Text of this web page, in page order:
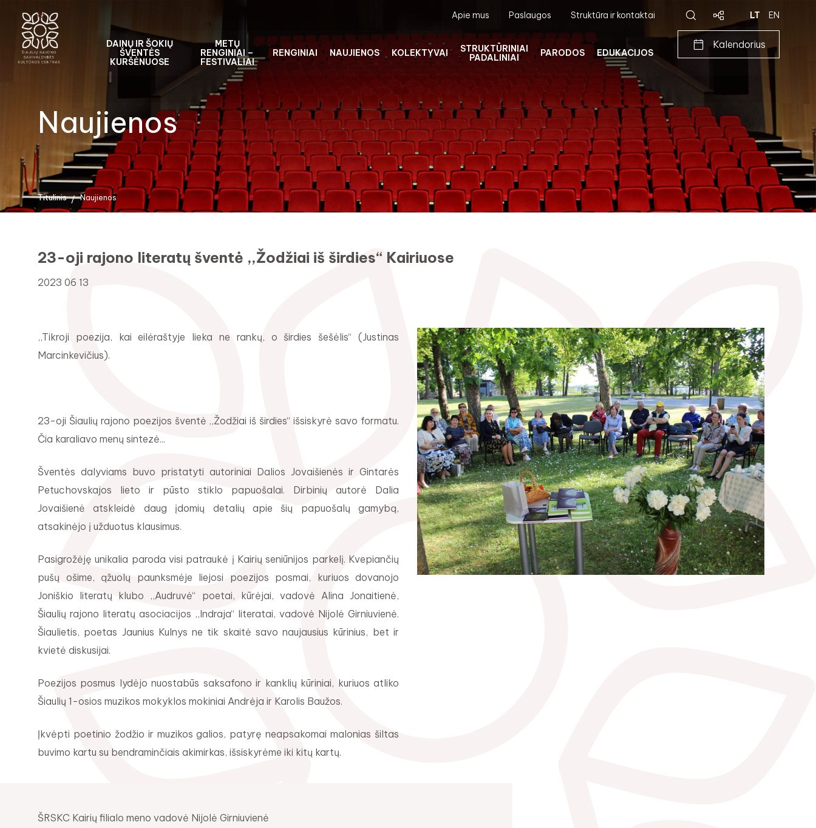
Apie mus Paslaugos Struktūra ir kontaktai LT EN
DAINŲ IR ŠOKIŲ
ŠVENTĖS
KURŠĖNUOSE
METŲ
RENGINIAI –
FESTIVALIAI
RENGINIAI NAUJIENOS KOLEKTYVAI
STRUKTŪRINIAI
PADALINIAI
PARODOS EDUKACIJOS
Kalendorius
Naujienos
Titulinis Naujienos
23-oji rajono literatų šventė ,,Žodžiai iš širdies“ Kairiuose
2023 06 13
,,Tikroji poezija, kai eilėraštyje lieka ne rankų, o širdies šešėlis“ (Justinas
Marcinkevičius).
23-oji Šiaulių rajono poezijos šventė ,,Žodžiai iš širdies“ išsiskyrė savo formatu.
Čia karaliavo menų sintezė...
Šventės dalyviams buvo pristatyti autoriniai Dalios Jovaišienės ir Gintarės
Petuchovskajos lieto ir pūsto stiklo papuošalai. Dirbinių autorė Dalia
Jovaišienė atskleidė daug įdomių detalių apie šių papuošalų gamybą,
atsakinėjo į užduotus klausimus.
Pasigrožėję unikalia paroda visi patraukė į Kairių seniūnijos parkelį. Kvepiančių
pušų ošime, ąžuolų paunksmėje liejosi poezijos posmai, kuriuos dovanojo
Joniškio literatų klubo ,,Audruvė“ poetai, kūrėjai, vadovė Alina Jonaitienė,
Šiaulių rajono literatų asociacijos ,,Indraja“ literatai, vadovė Nijolė Girniuvienė.
Šiaulietis, poetas Jaunius Kulnys ne tik skaitė savo naujausius kūrinius, bet ir
kvietė diskusijai.
Poezijos posmus lydėjo nuostabūs saksafono ir kanklių kūriniai, kuriuos atliko
Šiaulių 1-osios muzikos mokyklos mokiniai Andrėja ir Karolis Baužos.
Įkvėpti poetinio žodžio ir muzikos galios, patyrę neapsakomai malonias šiltas
buvimo kartu su bendraminčiais akimirkas, išsiskyrėme iki kitų kartų.
ŠRSKC Kairių filialo meno vadovė Nijolė Girniuvienė